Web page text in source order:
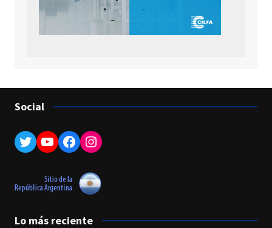
Social
Twitter
YouTube
Facebook
Instagram
Lo más reciente